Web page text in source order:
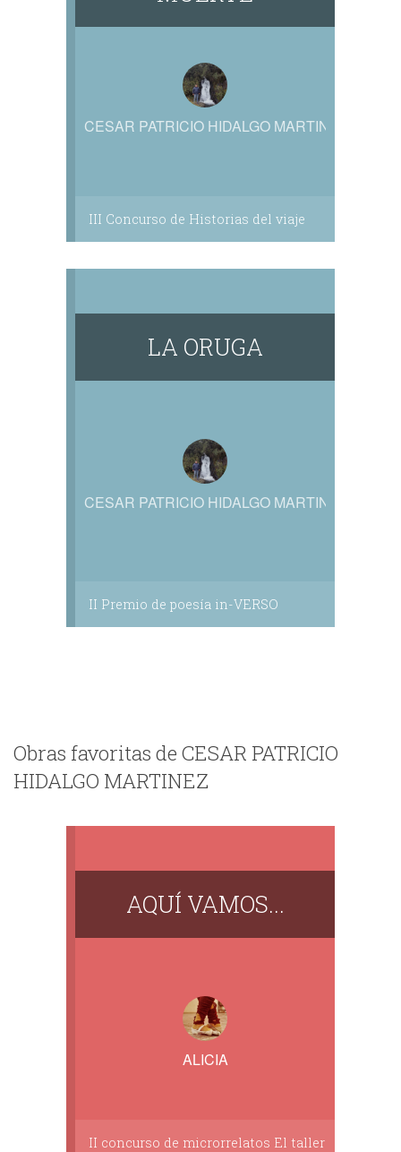
CESAR PATRICIO HIDALGO MARTINEZ
III Concurso de Historias del viaje
LA ORUGA
CESAR PATRICIO HIDALGO MARTINEZ
II Premio de poesía in-VERSO
Obras favoritas de CESAR PATRICIO
HIDALGO MARTINEZ
AQUÍ VAMOS...
ALICIA
II concurso de microrrelatos El taller